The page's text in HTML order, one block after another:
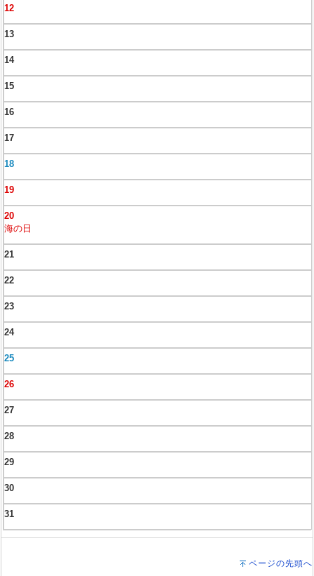
12
13
14
15
16
17
18
19
20
海の日
21
22
23
24
25
26
27
28
29
30
31
ページの先頭へ